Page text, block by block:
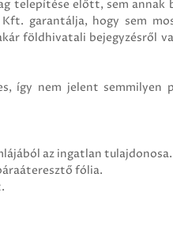
telepítése előtt, sem annak
garantálja, hogy sem
földhivatali bejegyzésről
így nem jelent semmilyen
az ingatlan tulajdonosa.
fólia.